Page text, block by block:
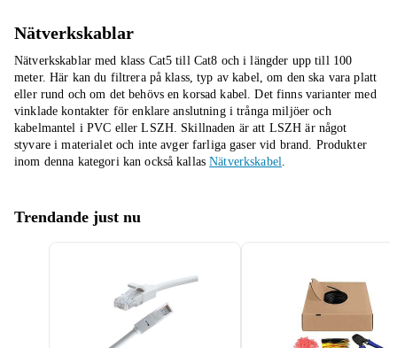
Nätverkskablar
Nätverkskablar med klass Cat5 till Cat8 och i längder upp till 100
meter. Här kan du filtrera på klass, typ av kabel, om den ska vara platt
eller rund och om det behövs en korsad kabel. Det finns varianter med
vinklade kontakter för enklare anslutning i trånga miljöer och
kabelmantel i PVC eller LSZH. Skillnaden är att LSZH är något
styvare i materialet och inte avger farliga gaser vid brand. Produkter
inom denna kategori kan också kallasNätverkskabel.
Trendande just nu